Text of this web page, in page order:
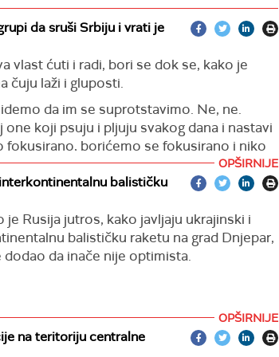
da sruši Srbiju i vrati je
vlast ćuti i radi, bori se dok se, kako je
čuju laži i gluposti.
da im se suprotstavimo. Ne, ne.
koji psuju i pljuju svakog dana i nastavi
fokusirano, borićemo se fokusirano i niko
poručio je Vučić.
svim domaćinima koji je slave u Srbiji.
zemlju, koji su u ogromnoj većini i koji
I zajednički ćemo se izboriti za to i
bi da drže zemlju u blatu i da nikada iz
dati priliku da nas vrate u to i takvo
OPŠIRNIJE
balističku
Rusija jutros, kako javljaju ukrajinski i
balističku raketu na grad Dnjepar,
da inače nije optimista.
OPŠIRNIJE
na teritoriju centralne